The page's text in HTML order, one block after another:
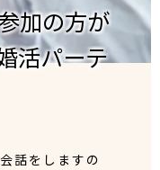
加の方が
活パーテ
話をしますの